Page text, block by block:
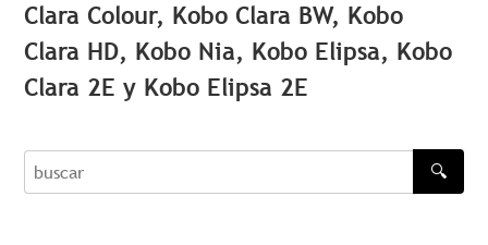
Clara Colour, Kobo Clara BW, Kobo
Clara HD, Kobo Nia, Kobo Elipsa, Kobo
Clara 2E y Kobo Elipsa 2E
buscar
🔍